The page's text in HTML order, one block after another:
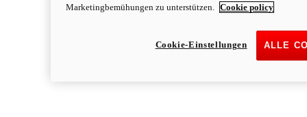
Marketingbemühungen zu unterstützen.
Cookie policy
ALLE
Cookie-Einstellungen